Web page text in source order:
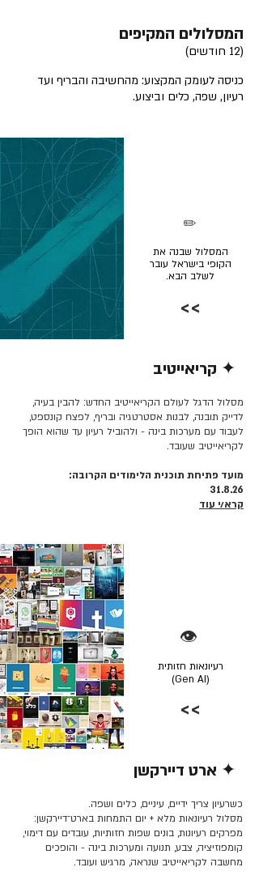
המסלולים המקיפים
(12 חודשים)
כניסה לעומק המקצוע: מהחשיבה והבריף ועד
רעיון, שפה, כלים וביצוע.
המסלול שבנה את
הקופי בישראל עובר
לשלב הבא.
✏️
>>
✦ קריאייטיב
מסלול הדגל לעולם הקריאייטיב החדש: להבין בעיה,
לדייק תובנה, לבנות אסטרטגיה ובריף, לפצח קונספט,
לעבוד עם מערכות בינה - ולהוביל רעיון עד שהוא הופך
לקריאייטיב שעובד.
מועד פתיחת תוכנית הלימודים הקרובה:
31.8.26
קרא/י עוד
👁️
רעיונאות חזותית
(Gen AI)
>>
✦ ארט דיירקשן
כשרעיון צריך ידיים, עיניים, כלים ושפה.
מסלול רעיונאות מלא + יום התמחות בארט־דיירקשן:
מפרקים רעיונות, בונים שפות חזותיות, עובדים עם דימוי,
קומפוזיציה, צבע, תנועה ומערכות בינה - והופכים
מחשבה לקריאייטיב שנראה, מרגיש ועובד.